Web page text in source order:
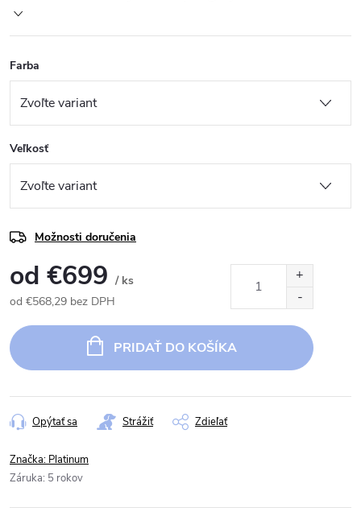
Farba
Veľkosť
Možnosti doručenia
od €699 / ks
od €568,29 bez DPH
cena:
PRIDAŤ DO KOŠÍKA
Opýtať sa Strážiť Zdieľať
Značka: Platinum
Záruka: 5 rokov